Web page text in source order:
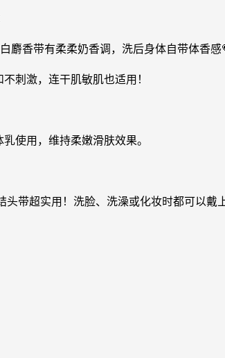
麝香带有柔柔奶香调，洗后身体自带体香感
刺激，连干肌敏肌也适用！
使用，维持柔嫩滑肤效果。
头带超实用！洗脸、洗澡或化妆时都可以戴